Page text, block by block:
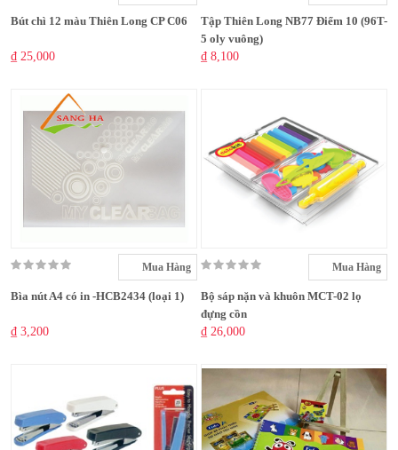
Bút chì 12 màu Thiên Long CP C06
₫ 25,000
Tập Thiên Long NB77 Điểm 10 (96T-
5 oly vuông)
₫ 8,100
Mua Hàng
Bìa nút A4 có in -HCB2434 (loại 1)
₫ 3,200
Mua Hàng
Bộ sáp nặn và khuôn MCT-02 lọ
đựng cồn
₫ 26,000